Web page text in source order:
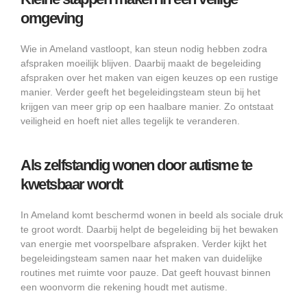
omgeving
Wie in Ameland vastloopt, kan steun nodig hebben zodra
afspraken moeilijk blijven. Daarbij maakt de begeleiding
afspraken over het maken van eigen keuzes op een rustige
manier. Verder geeft het begeleidingsteam steun bij het
krijgen van meer grip op een haalbare manier. Zo ontstaat
veiligheid en hoeft niet alles tegelijk te veranderen.
Als zelfstandig wonen door autisme te
kwetsbaar wordt
In Ameland komt beschermd wonen in beeld als sociale druk
te groot wordt. Daarbij helpt de begeleiding bij het bewaken
van energie met voorspelbare afspraken. Verder kijkt het
begeleidingsteam samen naar het maken van duidelijke
routines met ruimte voor pauze. Dat geeft houvast binnen
een woonvorm die rekening houdt met autisme.